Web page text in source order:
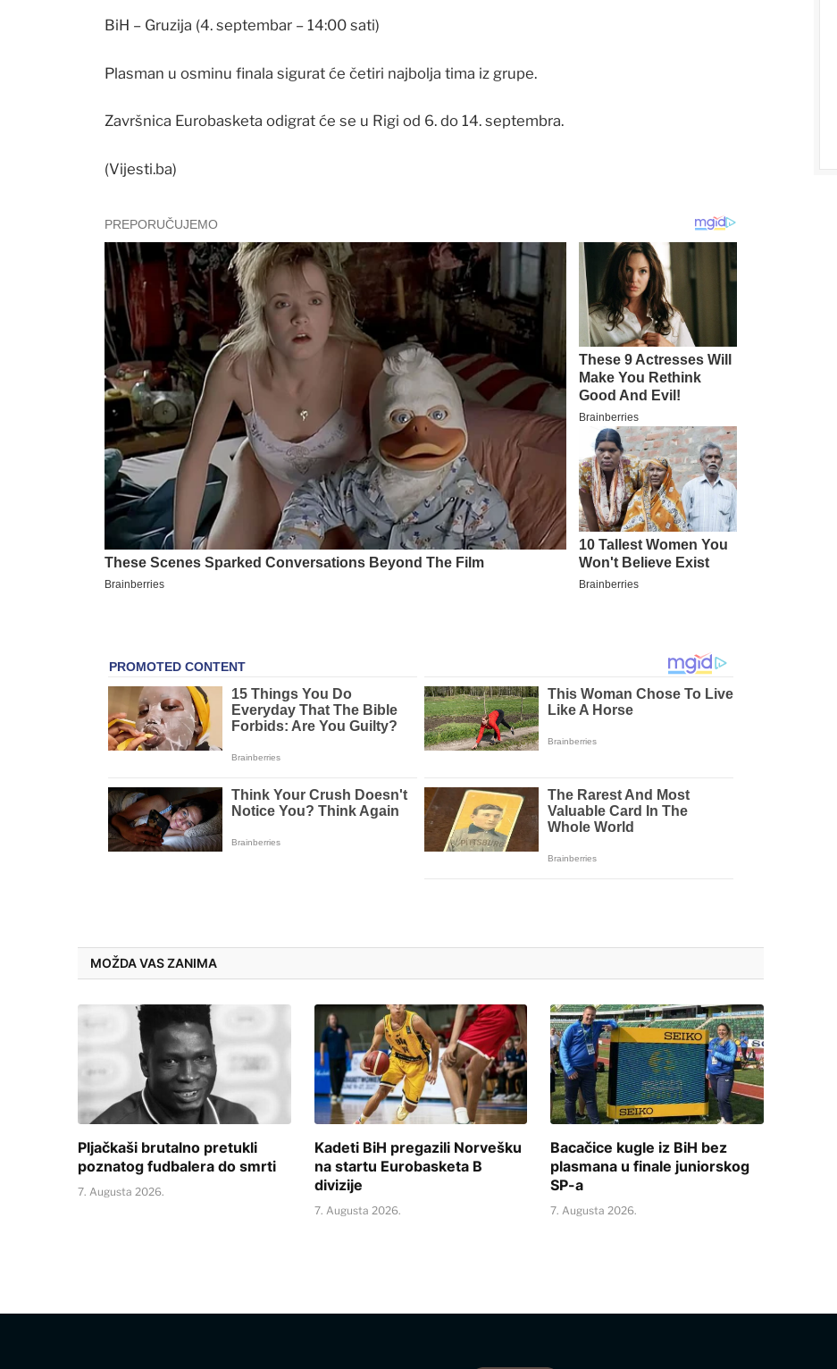
BiH – Gruzija (4. septembar – 14:00 sati)
Plasman u osminu finala sigurat će četiri najbolja tima iz grupe.
Završnica Eurobasketa odigrat će se u Rigi od 6. do 14. septembra.
(Vijesti.ba)
MOŽDA VAS ZANIMA
Pljačkaši brutalno pretukli
poznatog fudbalera do smrti
7. Augusta 2026.
Kadeti BiH pregazili Norvešku
na startu Eurobasketa B
divizije
7. Augusta 2026.
Bacačice kugle iz BiH bez
plasmana u finale juniorskog
SP-a
7. Augusta 2026.